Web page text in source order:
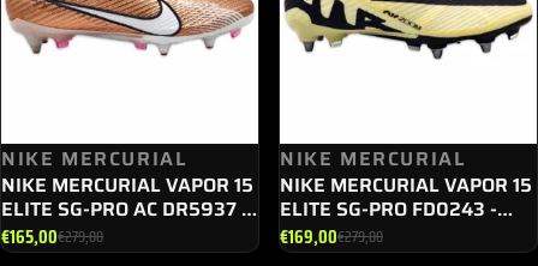
NIKE MERCURIAL
NIKE MERCURIAL VAPOR 15
ELITE SG-PRO AC DR5937 -
810
€279,00
Il
€165,00Il
NIKE MERCURIAL
NIKE MERCURIAL VAPOR 15
ELITE SG-PRO FD0243 -
700
€279,00
Il
€169,00Il